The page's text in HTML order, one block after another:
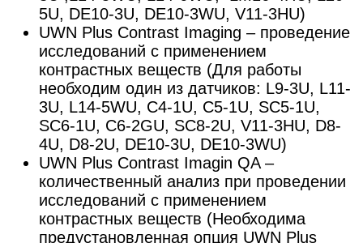
5U, DE10-3U, DE10-3WU, V11-3HU)
UWN Plus Contrast Imaging – проведение
исследований с применением
контрастных веществ (Для работы
необходим один из датчиков: L9-3U, L11-
3U, L14-5WU, C4-1U, C5-1U, SC5-1U,
SC6-1U, C6-2GU, SC8-2U, V11-3HU, D8-
4U, D8-2U, DE10-3U, DE10-3WU)
UWN Plus Contrast Imagin QA –
количественный анализ при проведении
исследований с применением
контрастных веществ (Необходима
предустановленная опция UWN Plus